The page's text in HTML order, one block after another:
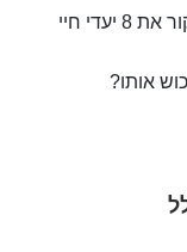
מברי חוף ועד למועדונים שיקיים: חקור את 8 יעדי חיי
אותו?